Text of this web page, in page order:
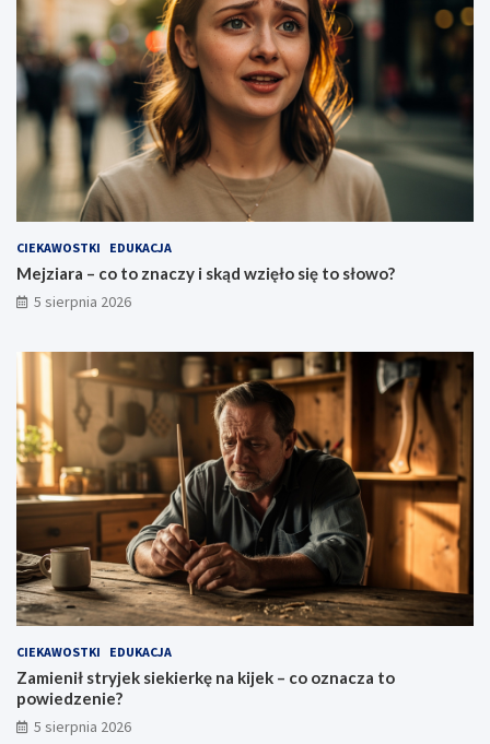
CIEKAWOSTKI EDUKACJA
Mejziara – co to znaczy i skąd wzięło się to słowo?
5 sierpnia 2026
CIEKAWOSTKI EDUKACJA
Zamienił stryjek siekierkę na kijek – co oznacza to
powiedzenie?
5 sierpnia 2026